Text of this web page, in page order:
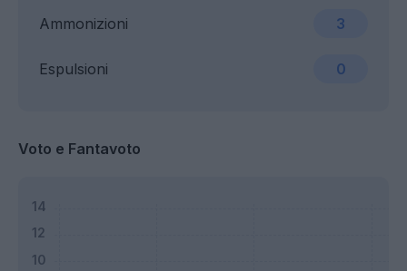
Ammonizioni 3
Espulsioni 0
Voto e Fantavoto